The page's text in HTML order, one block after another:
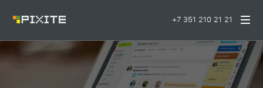
+7 351 210 21 21